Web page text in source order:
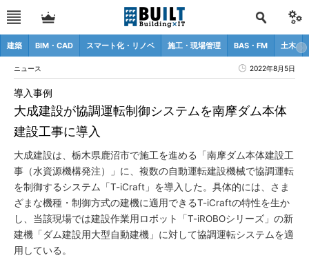
建築 BIM・CAD スマート化・リノベ 施工・現場管理 BAS・FM 土木
ニュース 2022年8月5日
大成建設が協調運転制御システムを南摩ダム本体
建設工事に導入
導入事例
大成建設は、栃木県鹿沼市で施工を進める「南摩ダム本体建設工
事（水資源機構発注）」に、複数の自動運転建設機械で協調運転
を制御するシステム「T-iCraft」を導入した。具体的には、さま
ざまな機種・制御方式の建機に適用できるT-iCraftの特性を生か
し、当該現場では建設作業用ロボット「T-iROBOシリーズ」の新
建機「ダム建設用大型自動建機」に対して協調運転システムを適
用している。